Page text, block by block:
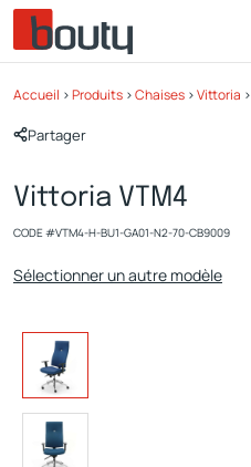
Accueil >Produits >Chaises >Vittoria >
Partager
Vittoria VTM4
CODE #VTM4-H-BU1-GA01-N2-70-CB9009
Sélectionner un autre modèle